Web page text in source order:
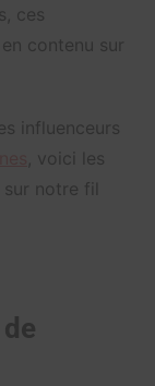
ces
contenu sur
influenceurs
, voici les
notre fil